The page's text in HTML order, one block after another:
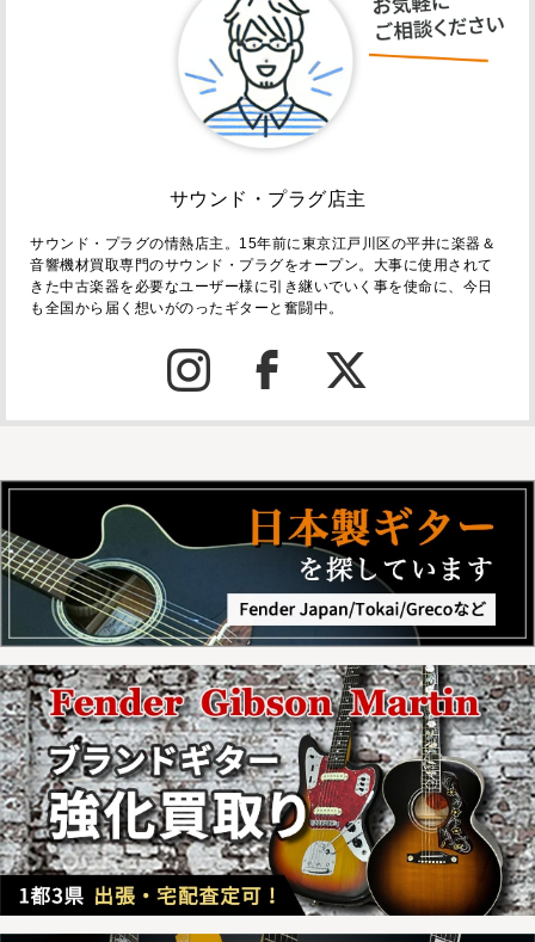
サウンド・プラグ店主
サウンド・プラグの情熱店主。15年前に東京江戸川区の平井に楽器＆
音響機材買取専門のサウンド・プラグをオープン。大事に使用されて
きた中古楽器を必要なユーザー様に引き継いでいく事を使命に、今日
も全国から届く想いがのったギターと奮闘中。